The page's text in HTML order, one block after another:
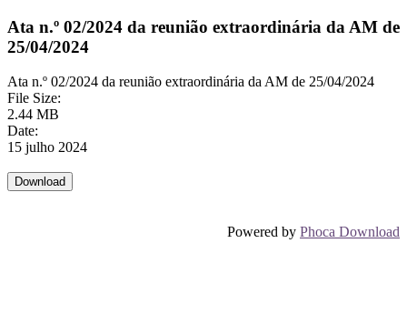
Ata n.º 02/2024 da reunião extraordinária da AM de
25/04/2024
Ata n.º 02/2024 da reunião extraordinária da AM de 25/04/2024
File Size:
2.44 MB
Date:
15 julho 2024
Powered by Phoca Download